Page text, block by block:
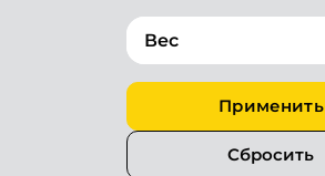
Вес
Применить
Сбросить